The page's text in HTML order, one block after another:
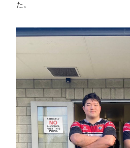
た。